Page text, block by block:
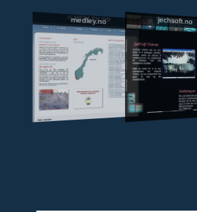
medley.no jechsoft.no